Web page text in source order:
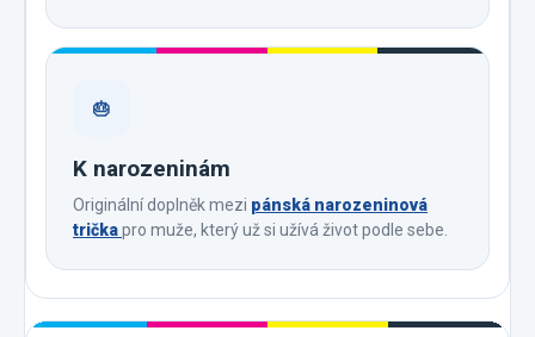
🎂
K narozeninám
Originální doplněk mezi pánská narozeninová
tričkapro muže, který už si užívá život podle sebe.